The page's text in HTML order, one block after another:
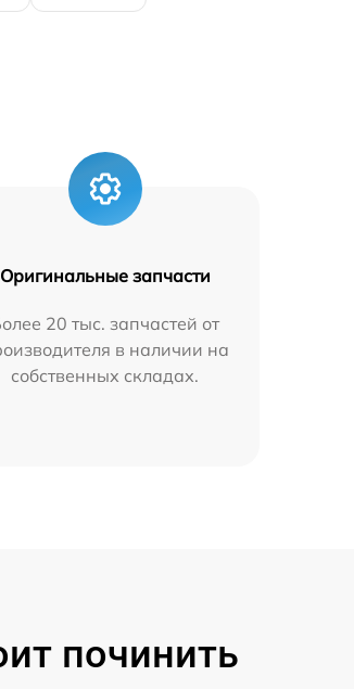
Оригинальные запчасти
20 тыс. запчастей от
в наличии на
собственных складах.
починить